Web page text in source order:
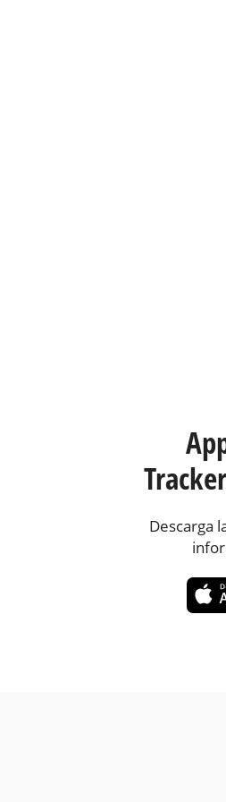
Descarga